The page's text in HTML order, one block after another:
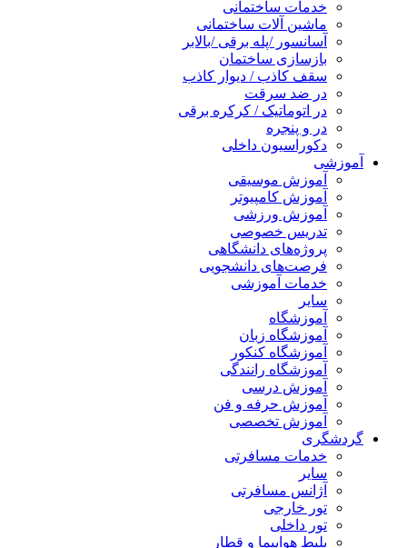
خدمات ساختمانی
ماشین آلات ساختمانی
آسانسور /پله برقی /بالابر
بازسازی ساختمان
سقف کاذب / دیوار کاذب
در ضد سرقت
در اتوماتیک / کرکره برقی
در و پنجره
دکوراسیون داخلی
آموزشی
آموزش موسیقی
آموزش کامپیوتر
آموزش ورزشی
تدریس خصوصی
پروژه‌های دانشگاهی
فرصت‌های دانشجویی
خدمات آموزشی
سایر
آموزشگاه
آموزشگاه زبان
آموزشگاه کنکور
آموزشگاه رانندگی
آموزش درسی
آموزش حرفه و فن
آموزش تخصصی
گردشگری
خدمات مسافرتی
سایر
آژانس مسافرتی
تور خارجی
تور داخلی
بلیط هواپیما و قطار